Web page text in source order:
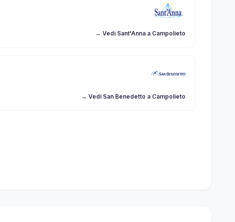
→ Vedi Sant'Anna a Campolieto
→ Vedi San Benedetto a Campolieto